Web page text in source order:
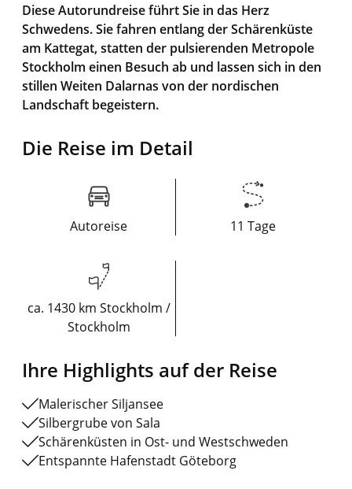
Diese Autorundreise führt Sie in das Herz
Schwedens. Sie fahren entlang der Schärenküste
am Kattegat, statten der pulsierenden Metropole
Stockholm einen Besuch ab und lassen sich in den
stillen Weiten Dalarnas von der nordischen
Landschaft begeistern.
Die Reise im Detail
Autoreise 11 Tage
ca. 1430 km Stockholm /
Stockholm
Ihre Highlights auf der Reise
Malerischer Siljansee
Silbergrube von Sala
Schärenküsten in Ost- und Westschweden
Entspannte Hafenstadt Göteborg